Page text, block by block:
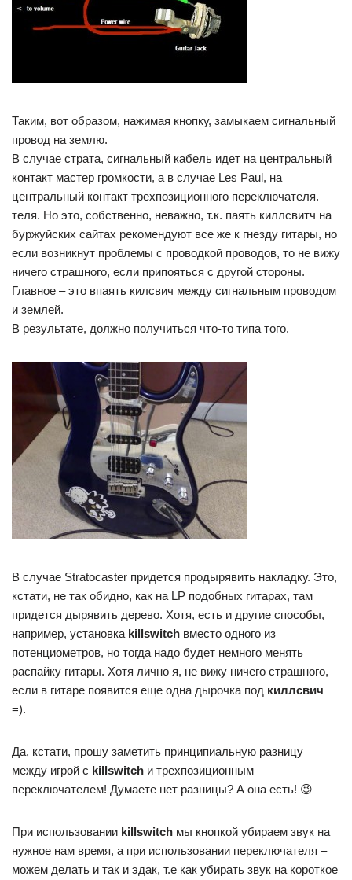
Таким, вот образом, нажимая кнопку, замыкаем сигнальный
провод на землю.
В случае страта, сигнальный кабель идет на центральный
контакт мастер громкости, а в случае Les Paul, на
центральный контакт трехпозиционного переключателя.
теля. Но это, собственно, неважно, т.к. паять киллсвитч на
буржуйских сайтах рекомендуют все же к гнезду гитары, но
если возникнут проблемы с проводкой проводов, то не вижу
ничего страшного, если припояться с другой стороны.
Главное – это впаять килсвич между сигнальным проводом
и землей.
В результате, должно получиться что-то типа того.
В случае Stratocaster придется продырявить накладку. Это,
кстати, не так обидно, как на LP подобных гитарах, там
придется дырявить дерево. Хотя, есть и другие способы,
например, установка killswitch вместо одного из
потенциометров, но тогда надо будет немного менять
распайку гитары. Хотя лично я, не вижу ничего страшного,
если в гитаре появится еще одна дырочка под киллсвич
=).
Да, кстати, прошу заметить принципиальную разницу
между игрой с killswitch и трехпозиционным
переключателем! Думаете нет разницы? А она есть! 😉
При использовании killswitch мы кнопкой убираем звук на
нужное нам время, а при использовании переключателя –
можем делать и так и эдак, т.е как убирать звук на короткое